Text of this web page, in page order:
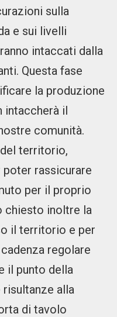
sulla
e sui livelli
intaccati dalla
Questa fase
la produzione
intaccherà il
comunità.
territorio,
rassicurare
per il proprio
chiesto inoltre la
il territorio e per
regolare
il punto della
alla
di tavolo